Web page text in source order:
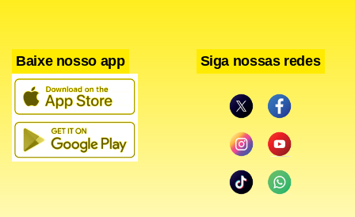
Baixe nosso app Siga nossas redes